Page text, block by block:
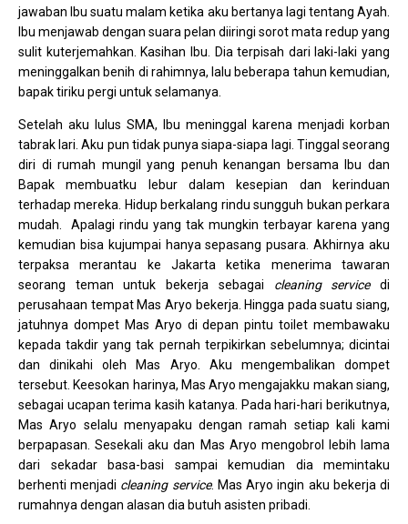
jawaban Ibu suatu malam ketika aku bertanya lagi tentang Ayah.
Ibu menjawab dengan suara pelan diiringi sorot mata redup yang
sulit kuterjemahkan. Kasihan Ibu. Dia terpisah dari laki-laki yang
meninggalkan benih di rahimnya, lalu beberapa tahun kemudian,
bapak tiriku pergi untuk selamanya.
Setelah aku lulus SMA, Ibu meninggal karena menjadi korban
tabrak lari. Aku pun tidak punya siapa-siapa lagi. Tinggal seorang
diri di rumah mungil yang penuh kenangan bersama Ibu dan
Bapak membuatku lebur dalam kesepian dan kerinduan
terhadap mereka. Hidup berkalang rindu sungguh bukan perkara
mudah. Apalagi rindu yang tak mungkin terbayar karena yang
kemudian bisa kujumpai hanya sepasang pusara. Akhirnya aku
terpaksa merantau ke Jakarta ketika menerima tawaran
seorang teman untuk bekerja sebagai cleaning servicedi
perusahaan tempat Mas Aryo bekerja. Hingga pada suatu siang,
jatuhnya dompet Mas Aryo di depan pintu toilet membawaku
kepada takdir yang tak pernah terpikirkan sebelumnya; dicintai
dan dinikahi oleh Mas Aryo. Aku mengembalikan dompet
tersebut. Keesokan harinya, Mas Aryo mengajakku makan siang,
sebagai ucapan terima kasih katanya. Pada hari-hari berikutnya,
Mas Aryo selalu menyapaku dengan ramah setiap kali kami
berpapasan. Sesekali aku dan Mas Aryo mengobrol lebih lama
dari sekadar basa-basi sampai kemudian dia memintaku
berhenti menjadi cleaning service. Mas Aryo ingin aku bekerja di
rumahnya dengan alasan dia butuh asisten pribadi.